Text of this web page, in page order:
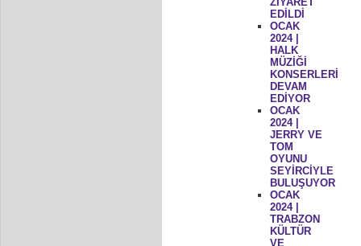
EDİLDİ
OCAK
2024 |
HALK
MÜZİĞİ
KONSERLERİ
DEVAM
EDİYOR
OCAK
2024 |
JERRY VE
TOM
OYUNU
SEYİRCİYLE
BULUŞUYOR
OCAK
2024 |
TRABZON
KÜLTÜR
VE